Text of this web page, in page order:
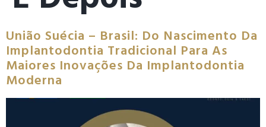
União Suécia – Brasil: Do Nascimento Da
Implantodontia Tradicional Para As
Maiores Inovações Da Implantodontia
Moderna